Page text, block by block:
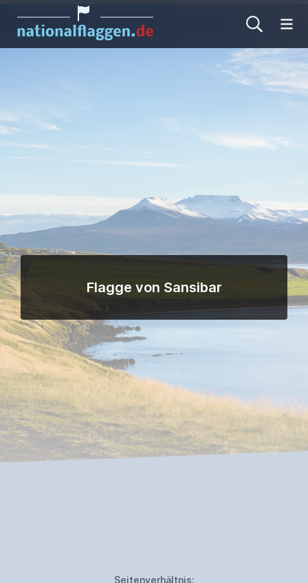
Flagge von Sansibar
Seitenverhältnis: